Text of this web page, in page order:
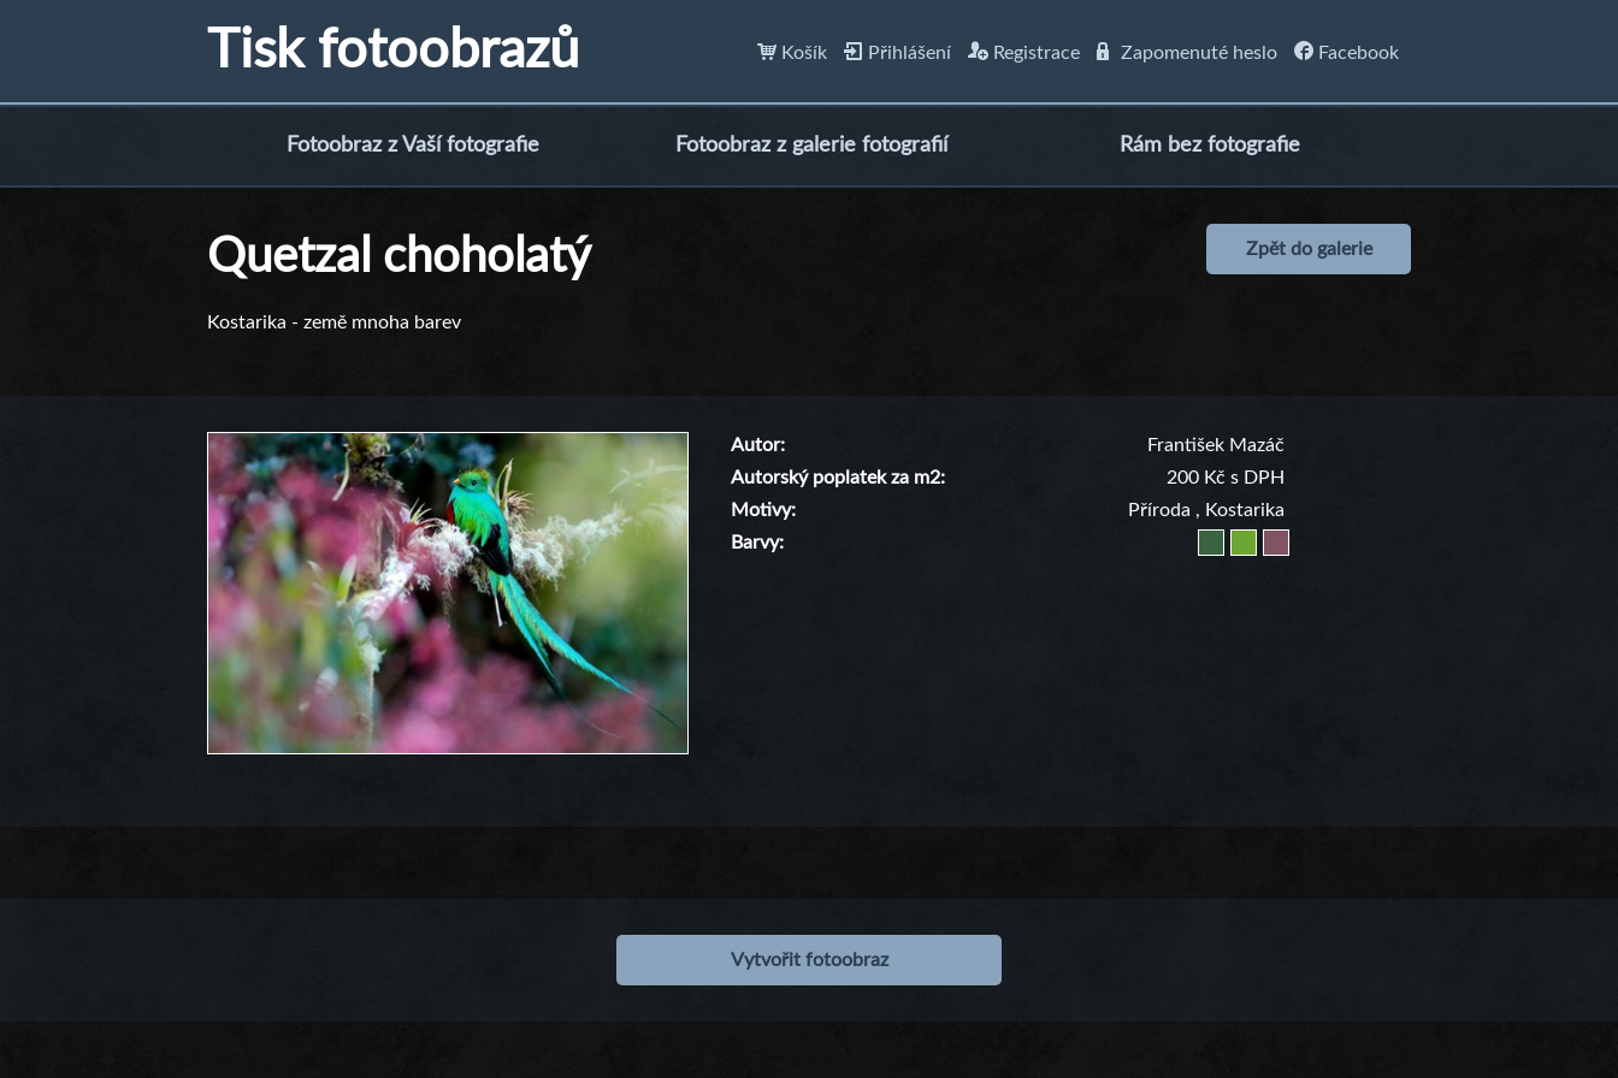
Tisk fotoobrazů Košík Přihlášení Registrace Zapomenuté heslo Facebook
Fotoobraz z Vaší fotografie Fotoobraz z galerie fotografií Rám bez fotografie
Quetzal choholatý
Kostarika - země mnoha barev
Zpět do galerie
Autor
František Mazáč
Autorský poplatek za m2
200 Kč s DPH
Motivy
Příroda , Kostarika
Barvy
Vytvořit fotoobraz